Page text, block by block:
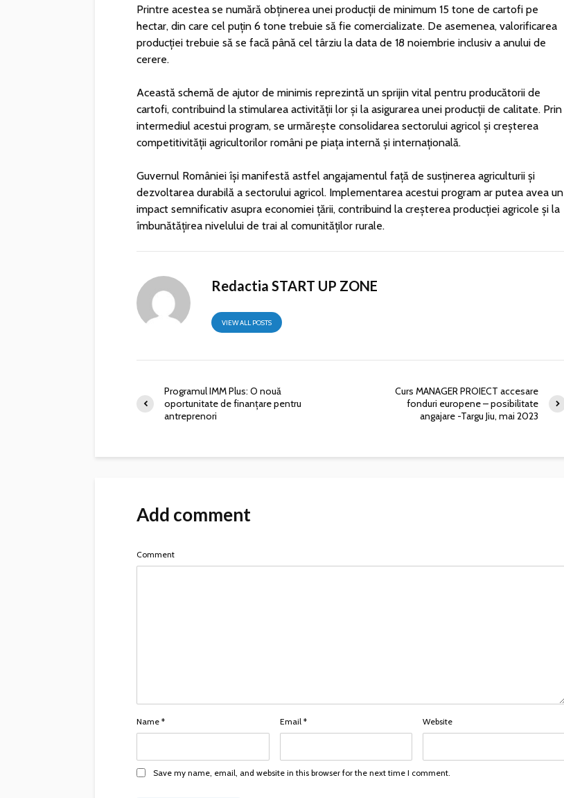
Printre acestea se numără obținerea unei producții de minimum 15 tone de cartofi pe
hectar, din care cel puțin 6 tone trebuie să fie comercializate. De asemenea, valorificarea
producției trebuie să se facă până cel târziu la data de 18 noiembrie inclusiv a anului de
cerere.
Această schemă de ajutor de minimis reprezintă un sprijin vital pentru producătorii de
cartofi, contribuind la stimularea activității lor și la asigurarea unei producții de calitate. Prin
intermediul acestui program, se urmărește consolidarea sectorului agricol și creșterea
competitivității agricultorilor români pe piața internă și internațională.
Guvernul României își manifestă astfel angajamentul față de susținerea agriculturii și
dezvoltarea durabilă a sectorului agricol. Implementarea acestui program ar putea avea un
impact semnificativ asupra economiei țării, contribuind la creșterea producției agricole și la
îmbunătățirea nivelului de trai al comunităților rurale.
Redactia START UP ZONE
VIEW ALL POSTS
Programul IMM Plus: O nouă
oportunitate de finanțare pentru
antreprenori
Curs MANAGER PROIECT accesare
fonduri europene – posibilitate
angajare -Targu Jiu, mai 2023
Add comment
Comment
Name * Email * Website
Save my name, email, and website in this browser for the next time I comment.